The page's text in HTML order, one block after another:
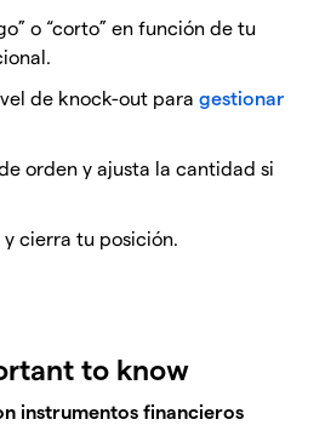
o “corto” en función de tu
de knock-out para gestionar
orden y ajusta la cantidad si
cierra tu posición.
to know
instrumentos financieros